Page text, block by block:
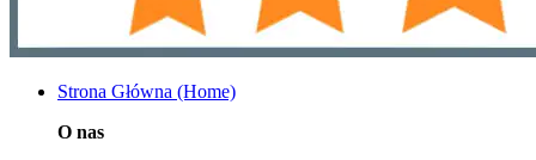
Strona Główna (Home)
O nas